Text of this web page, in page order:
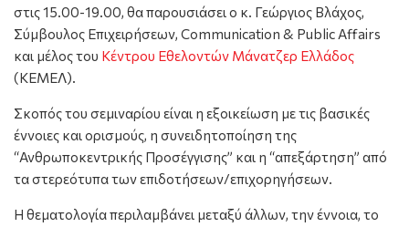
στις 15.00-19.00, θα παρουσιάσει ο κ. Γεώργιος Βλάχος,
Σύμβουλος Επιχειρήσεων, Communication & Public Affairs
και μέλος του Κέντρου Εθελοντών Μάνατζερ Ελλάδος
(ΚΕΜΕΛ).
Σκοπός του σεμιναρίου είναι η εξοικείωση με τις βασικές
έννοιες και ορισμούς, η συνειδητοποίηση της
“Ανθρωποκεντρικής Προσέγγισης” και η “απεξάρτηση” από
τα στερεότυπα των επιδοτήσεων/επιχορηγήσεων.
Η θεματολογία περιλαμβάνει μεταξύ άλλων, την έννοια, το